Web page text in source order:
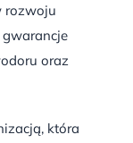
rozwoju
oraz
która